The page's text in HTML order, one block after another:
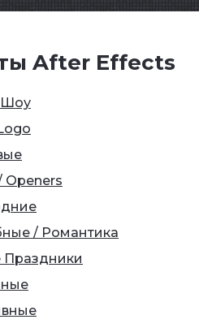
After Effects
Шоу
Openers
/ Романтика
Праздники